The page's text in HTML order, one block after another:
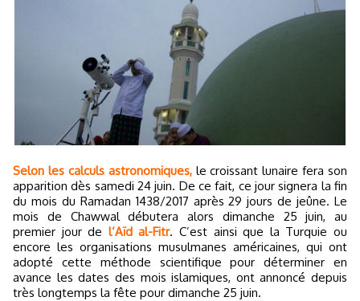
Selon les calculs astronomiques,le croissant lunaire fera son
apparition dès samedi 24 juin. De ce fait, ce jour signera la fin
du mois du Ramadan 1438/2017 après 29 jours de jeûne. Le
mois de Chawwal débutera alors dimanche 25 juin, au
premier jour de l’Aïd al-Fitr. C’est ainsi que la Turquie ou
encore les organisations musulmanes américaines, qui ont
adopté cette méthode scientifique pour déterminer en
avance les dates des mois islamiques, ont annoncé depuis
très longtemps la fête pour dimanche 25 juin.